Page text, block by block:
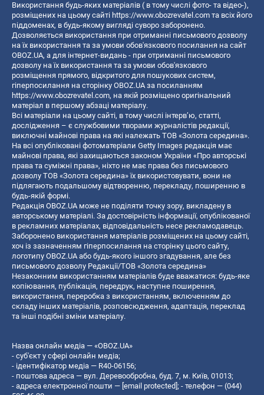
Використання будь-яких матеріалів ( в тому числі фото- та відео-),
розміщених на цьому сайті https://www.obozrevatel.com та всіх його
піддоменах, в будь-якому вигляді суворо заборонено.
Дозволяється використання при отриманні письмового дозволу
на їх використання та за умови обов'язкового посилання на сайт
OBOZ.UA, а для інтернет-видань - при отриманні письмового
дозволу на їх використання та за умови обов'язкового
розміщення прямого, відкритого для пошукових систем,
гіперпосилання на сторінку OBOZ.UA за посиланням
https://www.obozrevatel.com, на якій розміщено оригінальний
матеріал в першому абзаці матеріалу.
Всі матеріали на цьому сайті, в тому числі інтерв’ю, статті,
дослідження – є службовими творами журналістів редакції,
виключні майнові права на які належать ТОВ «Золота середина».
На всі опубліковані фотоматеріали Getty Images редакція має
майнові права, які захищаються законом України «Про авторські
права та суміжні права», ніхто не має права без письмового
дозволу ТОВ «Золота середина» їх використовувати, вони не
підлягають подальшому відтворенню, перекладу, поширенню в
будь-якій формі.
Редакція OBOZ.UA може не поділяти точку зору, викладену в
авторському матеріалі. За достовірність інформації, опублікованої
в рекламних матеріалах, відповідальність несе рекламодавець.
Заборонено використання матеріалів розміщених на цьому сайті,
хоч із зазначенням гіперпосилання на сторінку цього сайту,
логотипу OBOZ.UA або будь-якого іншого згадування, але без
письмового дозволу Редакції/ТОВ «Золота середина»
Незаконним використанням матеріалів буде вважатися: будь-яке
копiювання, публiкацiя, передрук, наступне поширення,
використання, переробка з використанням, включенням до
складу інших матеріалів, розповсюдження, адаптація, переклад
та інші подібні зміни матеріалу.
Назва онлайн медіа — «OBOZ.UA»
- суб'єкт у сфері онлайн медіа;
- ідентифікатор медіа — R40-06156;
- поштова адреса — вул. Деревообробна, буд. 7, м. Київ, 01013;
- адреса електронної пошти — [email protected] ; - телефон — (044)